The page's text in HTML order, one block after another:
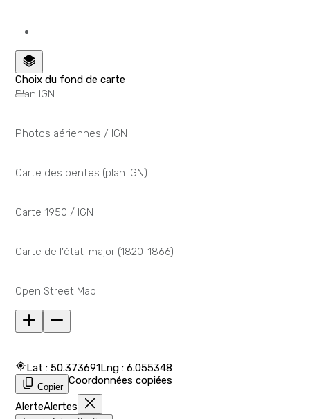
Choix du fond de carte
Plan IGN
Photos aériennes / IGN
Carte des pentes (plan IGN)
Carte 1950 / IGN
Carte de l'état-major (1820-1866)
Open Street Map
Lat : 50.373691Lng : 6.055348
Copier
Coordonnées copiées
AlerteAlertes